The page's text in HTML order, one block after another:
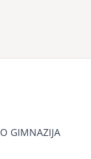
GIMNAZIJA